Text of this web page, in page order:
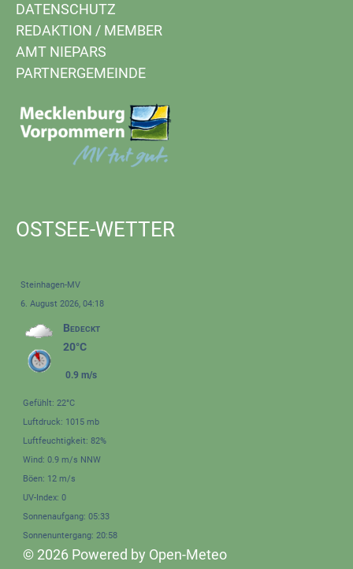
DATENSCHUTZ
REDAKTION / MEMBER
AMT NIEPARS
PARTNERGEMEINDE
OSTSEE-WETTER
Steinhagen-MV
6. August 2026, 04:18
Bedeckt
20°C
0.9 m/s
Gefühlt: 22°C
Luftdruck: 1015 mb
Luftfeuchtigkeit: 82%
Wind: 0.9 m/s NNW
Böen: 12 m/s
UV-Index: 0
Sonnenaufgang: 05:33
Sonnenuntergang: 20:58
© 2026 Powered by Open-Meteo